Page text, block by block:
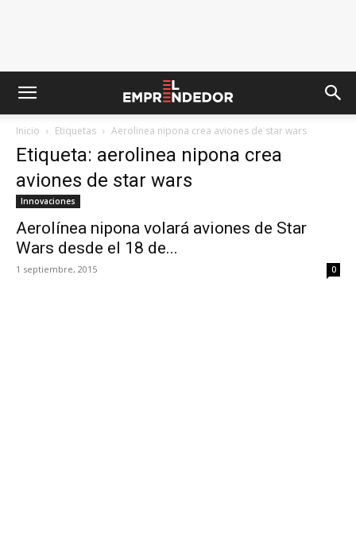
Inicio Etiquetas Aerolinea nipona crea aviones de star wars
Etiqueta: aerolinea nipona crea
aviones de star wars
Innovaciones
Aerolínea nipona volará aviones de Star
Wars desde el 18 de...
1 septiembre, 2015 0